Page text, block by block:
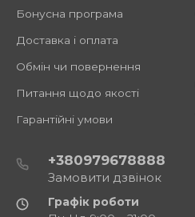
Бонусна програма
Доставка і оплата
Обмін чи повернення
Питання щодо якості
Гарантійні умови
+380979678888
Замовити дзвінок
Графік роботи